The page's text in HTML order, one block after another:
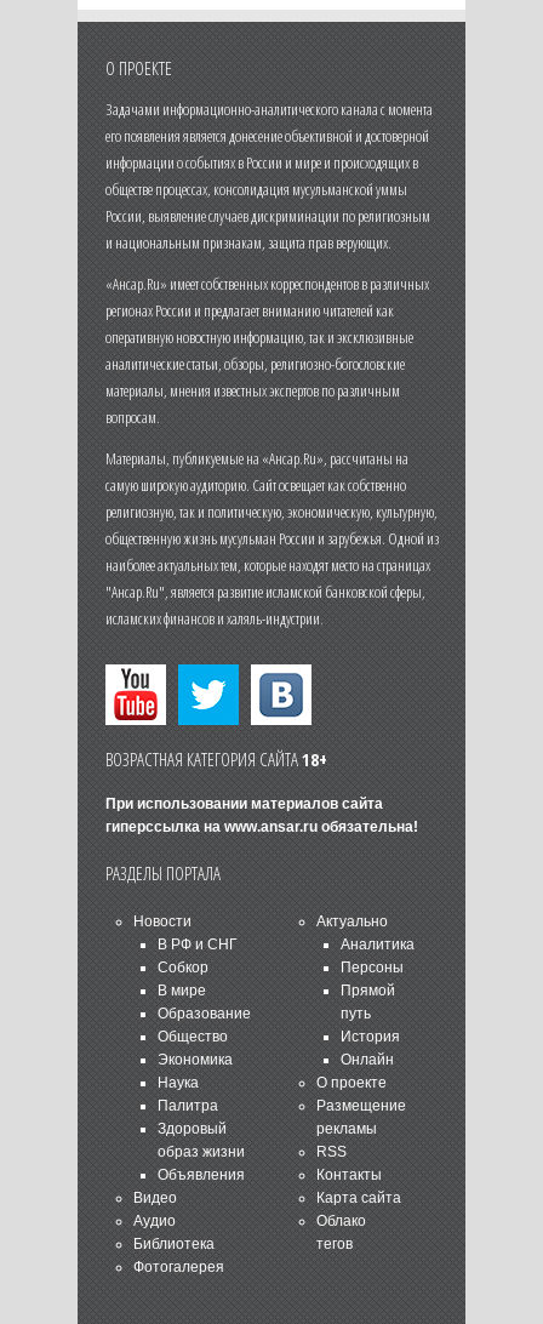
О ПРОЕКТЕ
Задачами информационно-аналитического канала с момента
его появления является донесение объективной и достоверной
информации о событиях в России и мире и происходящих в
обществе процессах, консолидация мусульманской уммы
России, выявление случаев дискриминации по религиозным
и национальным признакам, защита прав верующих.
«Ансар.Ru» имеет собственных корреспондентов в различных
регионах России и предлагает вниманию читателей как
оперативную новостную информацию, так и эксклюзивные
аналитические статьи, обзоры, религиозно-богословские
материалы, мнения известных экспертов по различным
вопросам.
Материалы, публикуемые на «Ансар.Ru», рассчитаны на
самую широкую аудиторию. Сайт освещает как собственно
религиозную, так и политическую, экономическую, культурную,
общественную жизнь мусульман России и зарубежья. Одной из
наиболее актуальных тем, которые находят место на страницах
"Ансар.Ru", является развитие исламской банковской сферы,
исламских финансов и халяль-индустрии.
ВОЗРАСТНАЯ КАТЕГОРИЯ САЙТА18+
При использовании материалов сайта
гиперссылка на www.ansar.ruобязательна!
РАЗДЕЛЫ ПОРТАЛА
Новости
В РФ и СНГ
Собкор
В мире
Образование
Общество
Экономика
Наука
Палитра
Здоровый
образ жизни
Объявления
Видео
Аудио
Библиотека
Фотогалерея
Актуально
Аналитика
Персоны
Прямой
путь
История
Онлайн
О проекте
Размещение
рекламы
RSS
Контакты
Карта сайта
Облако
тегов